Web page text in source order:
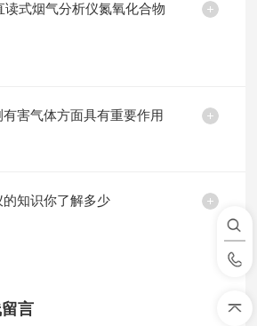
读式烟气分析仪氮氧化合物
害气体方面具有重要作用
知识你了解多少
言